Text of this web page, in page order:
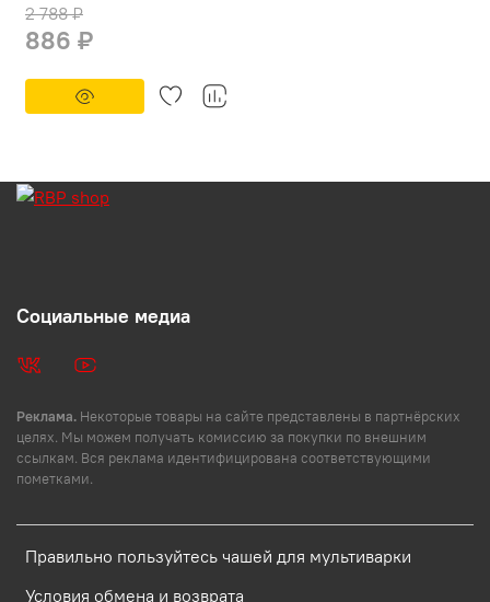
2 788 ₽
886 ₽
Правильно пользуйтесь чашей для мультиварки
Условия обмена и возврата
Социальные медиа
Реклама. Некоторые товары на сайте представлены в партнёрских
целях. Мы можем получать комиссию за покупки по внешним
ссылкам. Вся реклама идентифицирована соответствующими
пометками.